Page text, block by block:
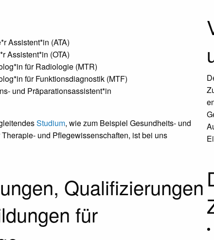
Assistent*in (ATA)
Assistent*in (OTA)
für Radiologie (MTR)
für Funktionsdiagnostik (MTF)
und Präparationsassistent*in
Studium, wie zum Beispiel Gesundheits- und
und Pflegewissenschaften, ist bei uns
Qualifizierungen
für